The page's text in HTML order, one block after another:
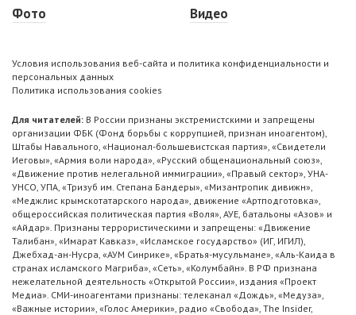
Фото
Видео
Условия использования веб-сайта и политика конфиденциальности и
персональных данных
Политика использования cookies
Для читателей: В России признаны экстремистскими и запрещены
организации ФБК (Фонд борьбы с коррупцией, признан иноагентом),
Штабы Навального, «Национал-большевистская партия», «Свидетели
Иеговы», «Армия воли народа», «Русский общенациональный союз»,
«Движение против нелегальной иммиграции», «Правый сектор», УНА-
УНСО, УПА, «Тризуб им. Степана Бандеры», «Мизантропик дивижн»,
«Меджлис крымскотатарского народа», движение «Артподготовка»,
общероссийская политическая партия «Воля», АУЕ, батальоны «Азов» и
«Айдар». Признаны террористическими и запрещены: «Движение
Талибан», «Имарат Кавказ», «Исламское государство» (ИГ, ИГИЛ),
Джебхад-ан-Нусра, «АУМ Синрике», «Братья-мусульмане», «Аль-Каида в
странах исламского Магриба», «Сеть», «Колумбайн». В РФ признана
нежелательной деятельность «Открытой России», издания «Проект
Медиа». СМИ-иноагентами признаны: телеканал «Дождь», «Медуза»,
«Важные истории», «Голос Америки», радио «Свобода», The Insider,